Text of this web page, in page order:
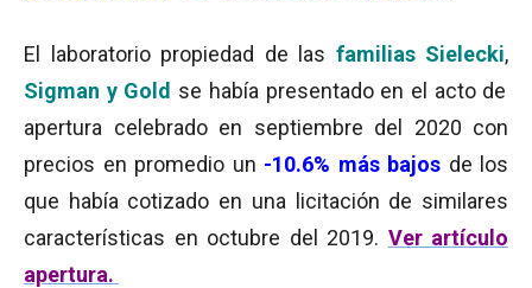
El laboratorio propiedad de las familias Sielecki,
Sigman y Gold se había presentado en el acto de
apertura celebrado en septiembre del 2020 con
precios en promedio un -10.6% más bajos de los
que había cotizado en una licitación de similares
características en octubre del 2019. Ver artículo
apertura.